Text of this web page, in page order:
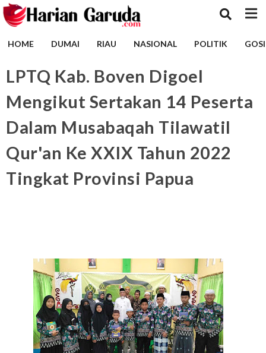
HOME DUMAI RIAU NASIONAL POLITIK
LPTQ Kab. Boven Digoel
Mengikut Sertakan 14 Peserta
Dalam Musabaqah Tilawatil
Qur'an Ke XXIX Tahun 2022
Tingkat Provinsi Papua